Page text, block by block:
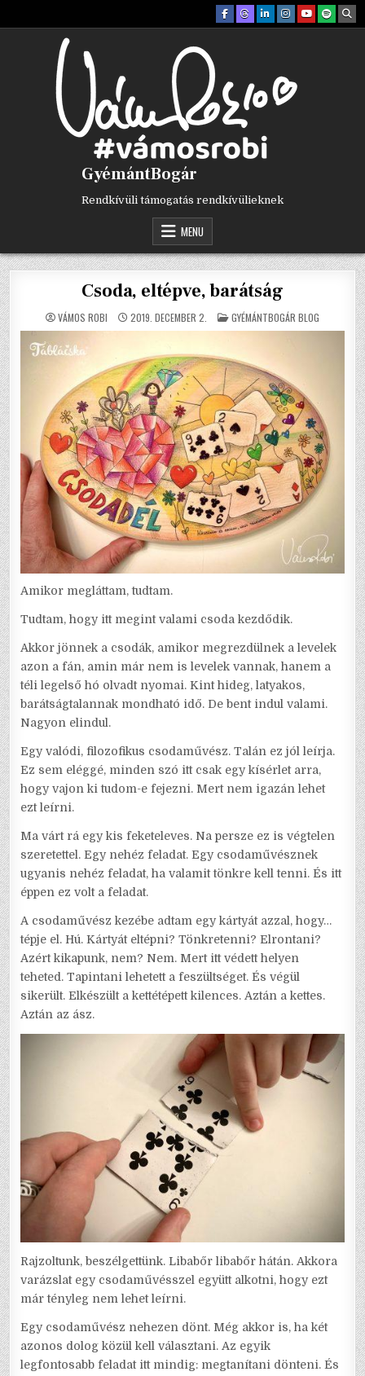
GyémántBogár
Rendkívüli támogatás rendkívülieknek
MENU
Csoda, eltépve, barátság
VÁMOS ROBI 2019. DECEMBER 2. POSTED
IN
GYÉMÁNTBOGÁR BLOG
Amikor megláttam, tudtam.
Tudtam, hogy itt megint valami csoda kezdődik.
Akkor jönnek a csodák, amikor megrezdülnek a levelek
azon a fán, amin már nem is levelek vannak, hanem a
téli legelső hó olvadt nyomai. Kint hideg, latyakos,
barátságtalannak mondható idő. De bent indul valami.
Nagyon elindul.
Egy valódi, filozofikus csodaművész. Talán ez jól leírja.
Ez sem eléggé, minden szó itt csak egy kísérlet arra,
hogy vajon ki tudom-e fejezni. Mert nem igazán lehet
ezt leírni.
Ma várt rá egy kis feketeleves. Na persze ez is végtelen
szeretettel. Egy nehéz feladat. Egy csodaművésznek
ugyanis nehéz feladat, ha valamit tönkre kell tenni. És itt
éppen ez volt a feladat.
A csodaművész kezébe adtam egy kártyát azzal, hogy…
tépje el. Hú. Kártyát eltépni? Tönkretenni? Elrontani?
Azért kikapunk, nem? Nem. Mert itt védett helyen
teheted. Tapintani lehetett a feszültséget. És végül
sikerült. Elkészült a kettétépett kilences. Aztán a kettes.
Aztán az ász.
Rajzoltunk, beszélgettünk. Libabőr libabőr hátán. Akkora
varázslat egy csodaművésszel együtt alkotni, hogy ezt
már tényleg nem lehet leírni.
Egy csodaművész nehezen dönt. Még akkor is, ha két
azonos dolog közül kell választani. Az egyik
legfontosabb feladat itt mindig: megtanítani dönteni. És